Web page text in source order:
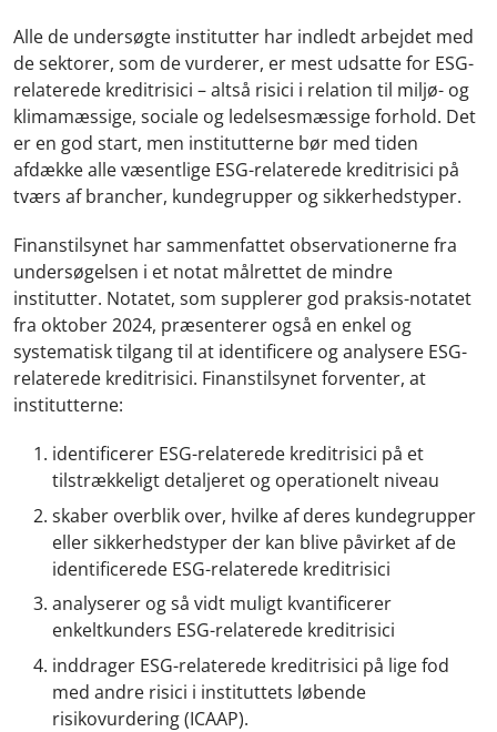
Alle de undersøgte institutter har indledt arbejdet med
de sektorer, som de vurderer, er mest udsatte for ESG-
relaterede kreditrisici – altså risici i relation til miljø- og
klimamæssige, sociale og ledelsesmæssige forhold. Det
er en god start, men institutterne bør med tiden
afdække alle væsentlige ESG-relaterede kreditrisici på
tværs af brancher, kundegrupper og sikkerhedstyper.
Finanstilsynet har sammenfattet observationerne fra
undersøgelsen i et notat målrettet de mindre
institutter. Notatet, som supplerer god praksis-notatet
fra oktober 2024, præsenterer også en enkel og
systematisk tilgang til at identificere og analysere ESG-
relaterede kreditrisici. Finanstilsynet forventer, at
institutterne:
identificerer ESG-relaterede kreditrisici på et
tilstrækkeligt detaljeret og operationelt niveau
skaber overblik over, hvilke af deres kundegrupper
eller sikkerhedstyper der kan blive påvirket af de
identificerede ESG-relaterede kreditrisici
analyserer og så vidt muligt kvantificerer
enkeltkunders ESG-relaterede kreditrisici
inddrager ESG-relaterede kreditrisici på lige fod
med andre risici i instituttets løbende
risikovurdering (ICAAP).